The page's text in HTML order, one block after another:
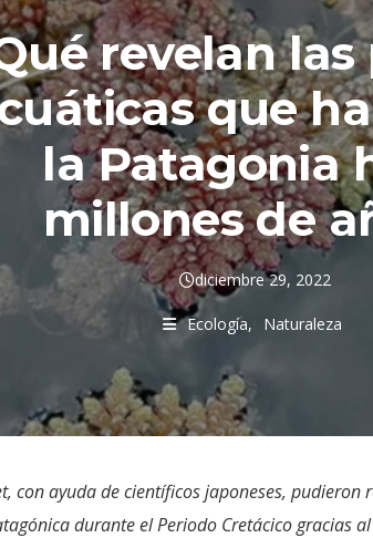
revelan
que
la Patagonia
millones de
diciembre 29, 2022
Ecología Naturaleza
con ayuda de científicos japoneses,
durante el Periodo Cretácico gracias